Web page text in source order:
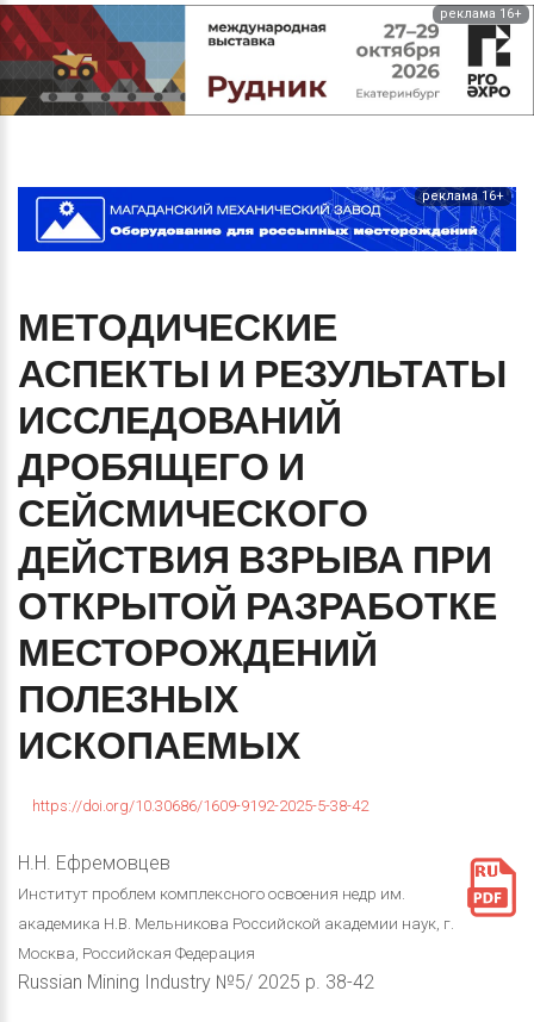
реклама 16+
реклама 16+
МЕТОДИЧЕСКИЕ
АСПЕКТЫ И РЕЗУЛЬТАТЫ
ИССЛЕДОВАНИЙ
ДРОБЯЩЕГО И
СЕЙСМИЧЕСКОГО
ДЕЙСТВИЯ ВЗРЫВА ПРИ
ОТКРЫТОЙ РАЗРАБОТКЕ
МЕСТОРОЖДЕНИЙ
ПОЛЕЗНЫХ
ИСКОПАЕМЫХ
https://doi.org/10.30686/1609-9192-2025-5-38-42
Н.Н. Ефремовцев
Институт проблем комплексного освоения недр им.
академика Н.В. Мельникова Российской академии наук, г.
Москва, Российская Федерация
Russian Mining Industry №5/ 2025 p. 38-42